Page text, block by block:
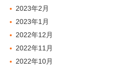
2023年2月
2023年1月
2022年12月
2022年11月
2022年10月